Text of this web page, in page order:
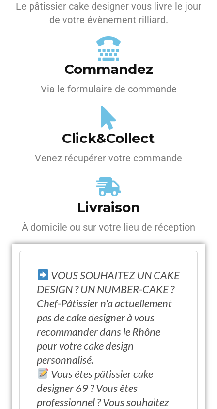
Le pâtissier cake designer vous livre le jour
de votre évènement rilliard.
Commandez
Via le formulaire de commande
Click&Collect
Venez récupérer votre commande
Livraison
À domicile ou sur votre lieu de réception
VOUS SOUHAITEZ UN CAKE
DESIGN ? UN NUMBER-CAKE ?
Chef-Pâtissier n'a actuellement
pas de cake designer à vous
recommander dans le Rhône
pour votre cake design
personnalisé.
Vous êtes pâtissier cake
designer 69 ? Vous êtes
professionnel ? Vous souhaitez